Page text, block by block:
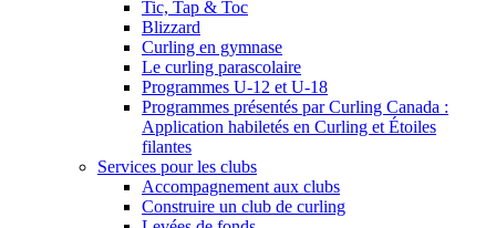
Tic, Tap & Toc
Blizzard
Curling en gymnase
Le curling parascolaire
Programmes U-12 et U-18
Programmes présentés par Curling Canada :
Application habiletés en Curling et Étoiles
filantes
Services pour les clubs
Accompagnement aux clubs
Construire un club de curling